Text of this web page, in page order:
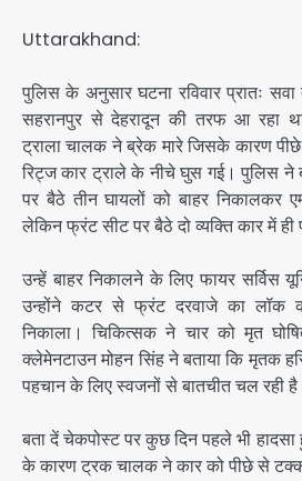
Uttarakhand:
पुलिस के अनुसार घटना रविवार प्रातः
सहरानपुर से देहरादून की तरफ आ रहा
ट्राला चालक ने ब्रेक मारे जिसके कारण
रिट्ज कार ट्राले के नीचे घुस गई। पुलिस ने
पर बैठे तीन घायलों को बाहर निकालकर
लेकिन फ्रंट सीट पर बैठे दो व्यक्ति कार में
उन्हें बाहर निकालने के लिए फायर सर्विस
उन्होंने कटर से फ्रंट दरवाजे का लॉक
निकाला। चिकित्सक ने चार को मृत
क्लेमेनटाउन मोहन सिंह ने बताया कि मृतक
पहचान के लिए स्वजनों से बातचीत चल रही
बता दें चेकपोस्ट पर कुछ दिन पहले भी
के कारण ट्रक चालक ने कार को पीछे से